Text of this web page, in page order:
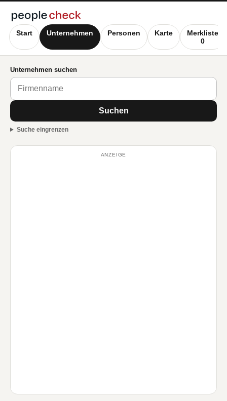
Start Unternehmen Personen Karte
Merkliste
0
Unternehmen suchen
Suchen
Suche eingrenzen
ANZEIGE